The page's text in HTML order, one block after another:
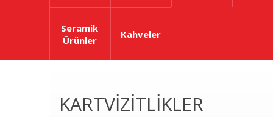
Seramik
Ürünler
Kahveler
KARTVIZITLIKLER